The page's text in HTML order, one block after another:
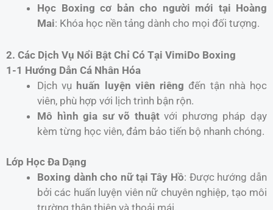
Học Boxing cơ bản cho người mới tại Hoàng
Mai: Khóa học nền tảng dành cho mọi đối tượng.
2. Các Dịch Vụ Nổi Bật Chỉ Có Tại VimiDo Boxing
1-1 Hướng Dẫn Cá Nhân Hóa
Dịch vụ huấn luyện viên riêng đến tận nhà học
viên, phù hợp với lịch trình bận rộn.
Mô hình gia sư võ thuậtvới phương pháp dạy
kèm từng học viên, đảm bảo tiến bộ nhanh chóng.
Lớp Học Đa Dạng
Boxing dành cho nữ tại Tây Hồ: Được hướng dẫn
bởi các huấn luyện viên nữ chuyên nghiệp, tạo môi